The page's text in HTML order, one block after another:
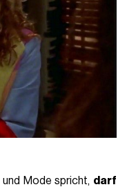
und Mode spricht, darf